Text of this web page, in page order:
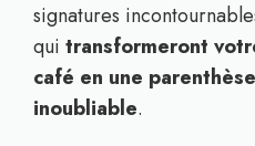
signatures
qui transformeront
café en une
inoubliable.